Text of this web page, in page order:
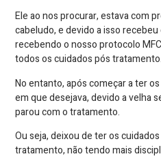
Ele ao nos procurar, estava com
cabeludo, e devido a isso
recebendo o nosso protocolo
todos os cuidados pós tratamento.
No entanto, após começar a ter
em que desejava, devido a velha
parou com o tratamento.
Ou seja, deixou de ter os
tratamento, não tendo mais